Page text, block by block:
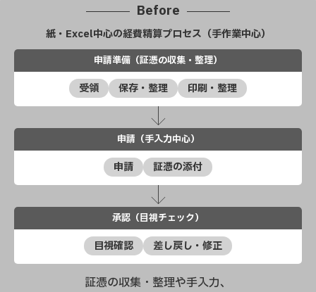
Before
紙・Excel中心の経費精算プロセス（手作業中心）
申請準備（証憑の収集・整理）
受領 保存・整理 印刷・整理
申請（手入力中心）
申請 証憑の添付
承認（目視チェック）
目視確認 差し戻し・修正
証憑の収集・整理や手入力、